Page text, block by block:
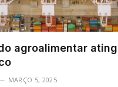
agroalimentar
MARÇO 5, 2025